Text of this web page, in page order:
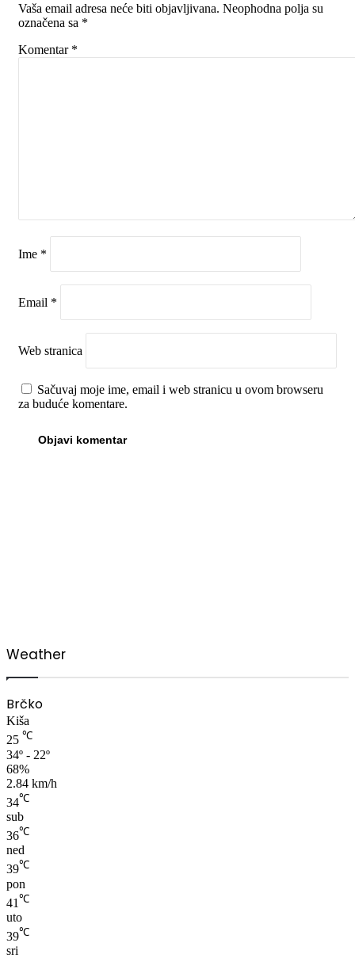
Vaša email adresa neće biti objavljivana. Neophodna polja su
označena sa *
Komentar *
Ime *
Email *
Web stranica
Sačuvaj moje ime, email i web stranicu u ovom browseru
za buduće komentare.
Weather
Brčko
Kiša
25 ℃
34º - 22º
68%
2.84 km/h
34℃
sub
36℃
ned
39℃
pon
41 ℃
uto
39℃
sri